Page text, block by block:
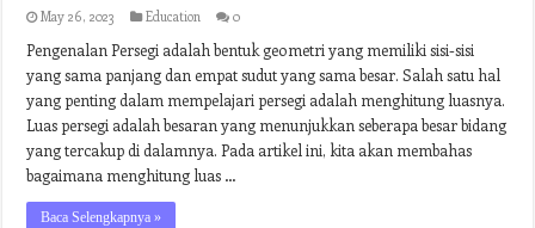
May 26, 2023 Education 0
Pengenalan Persegi adalah bentuk geometri yang memiliki sisi-sisi
yang sama panjang dan empat sudut yang sama besar. Salah satu hal
yang penting dalam mempelajari persegi adalah menghitung luasnya.
Luas persegi adalah besaran yang menunjukkan seberapa besar bidang
yang tercakup di dalamnya. Pada artikel ini, kita akan membahas
bagaimana menghitung luas …
Baca Selengkapnya »